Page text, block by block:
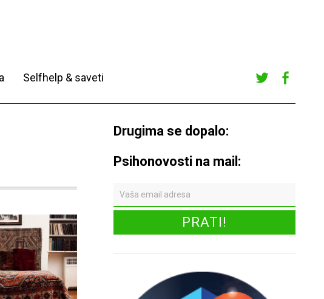
Selfhelp & saveti
r
ook
Drugima se dopalo:
Psihonovosti na mail: